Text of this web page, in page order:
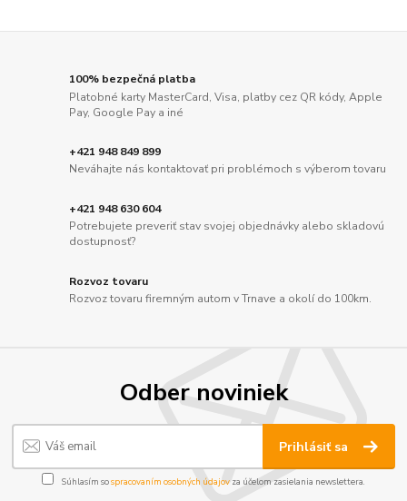
100% bezpečná platba
Platobné karty MasterCard, Visa, platby cez QR kódy, Apple
Pay, Google Pay a iné
+421 948 849 899
Neváhajte nás kontaktovať pri problémoch s výberom tovaru
+421 948 630 604
Potrebujete preveriť stav svojej objednávky alebo skladovú
dostupnosť?
Rozvoz tovaru
Rozvoz tovaru firemným autom v Trnave a okolí do 100km.
Odber noviniek
Prihlásiť sa
Súhlasím sospracovaním osobných údajov za účelom zasielania newslettera.